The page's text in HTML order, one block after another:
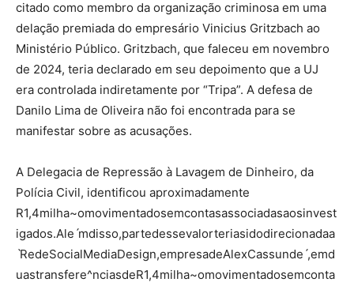
citado como membro da organização criminosa em uma
delação premiada do empresário Vinicius Gritzbach ao
Ministério Público. Gritzbach, que faleceu em novembro
de 2024, teria declarado em seu depoimento que a UJ
era controlada indiretamente por “Tripa”. A defesa de
Danilo Lima de Oliveira não foi encontrada para se
manifestar sobre as acusações.
A Delegacia de Repressão à Lavagem de Dinheiro, da
Polícia Civil, identificou aproximadamente
R1,4milha~omovimentadosemcontasassociadasaosinvest
igados.Aleˊmdisso,partedessevalorteriasidodirecionadaa
ˋRedeSocialMediaDesign,empresadeAlexCassundeˊ,emd
uastransfere^nciasdeR1,4milha~omovimentadosemconta